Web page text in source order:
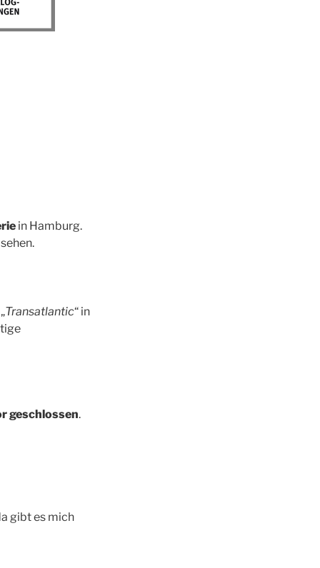
in Hamburg.
Transatlantic“ in
geschlossen.
gibt es mich